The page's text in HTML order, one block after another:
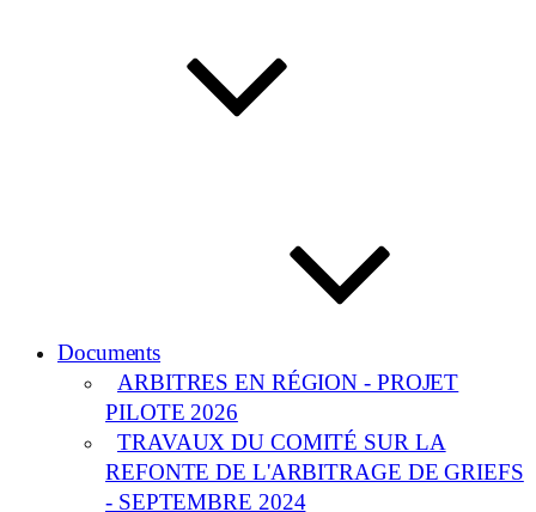
Documents
ARBITRES EN RÉGION - PROJET
PILOTE 2026
TRAVAUX DU COMITÉ SUR LA
REFONTE DE L'ARBITRAGE DE GRIEFS
- SEPTEMBRE 2024